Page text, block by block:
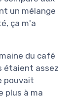
un mélange
ça m'a
du café
étaient assez
pouvait
plus à ma